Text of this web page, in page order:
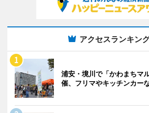
アクセスランキン
浦安・境川で「かわまちマ
催、フリマやキッチンカー